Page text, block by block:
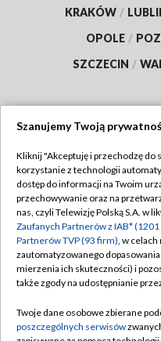
KRAKÓW /
OPOLE /
SZCZECIN /
Abonament TVP
Emisja w TVP
Centrum informacji TVP
Naziemna Telewizja
Rada Programowa
Szanujemy Twoją
Kliknij "Akceptuję i przechodzę do
korzystanie z technologii
dostęp do informacji na Twoim
przechowywanie oraz na
nas, czyli Telewizję Polską S.A. w
Zaufanych Partnerów z IAB*
Partnerów TVP (93 firm), w
zautomatyzowanego
mierzenia ich skuteczności) i
także zgody na udostępnianie
Twoje dane osobowe zbierane
poszczególnych serwisów